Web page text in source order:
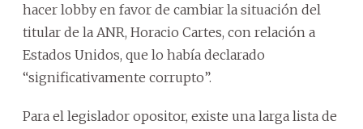
hacer lobby en favor de cambiar la situación del
titular de la ANR, Horacio Cartes, con relación a
Estados Unidos, que lo había declarado
“significativamente corrupto”.
Para el legislador opositor, existe una larga lista de